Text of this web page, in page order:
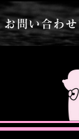
お問い合わせ